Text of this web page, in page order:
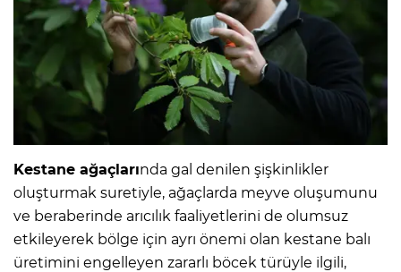
Kestane ağaçlarında gal denilen şişkinlikler
oluşturmak suretiyle, ağaçlarda meyve oluşumunu
ve beraberinde arıcılık faaliyetlerini de olumsuz
etkileyerek bölge için ayrı önemi olan kestane balı
üretimini engelleyen zararlı böcek türüyle ilgili,